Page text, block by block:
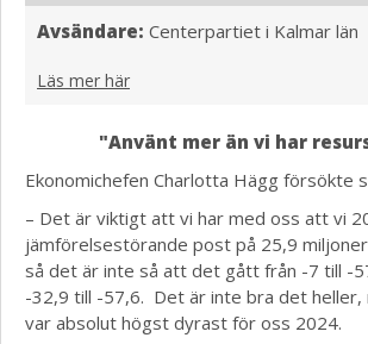
Avsändare: Centerpartiet i Kalmar län
Läs mer här
"Använt mer än vi har
Ekonomichefen Charlotta Hägg försökte
– Det är viktigt att vi har med oss att vi
jämförelsestörande post på 25,9
så det är inte så att det gått från -7 till -
-32,9 till -57,6. Det är inte bra det heller,
var absolut högst dyrast för oss 2024.